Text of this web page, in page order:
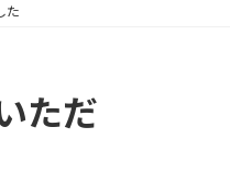
た
ただ